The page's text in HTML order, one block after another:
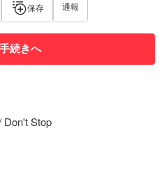
保存 通報
続きへ
Don't Stop